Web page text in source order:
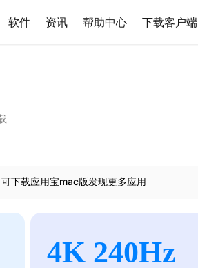
软件 资讯 帮助中心 下载客户端
下载应用宝mac版发现更多应用
4K 240Hz